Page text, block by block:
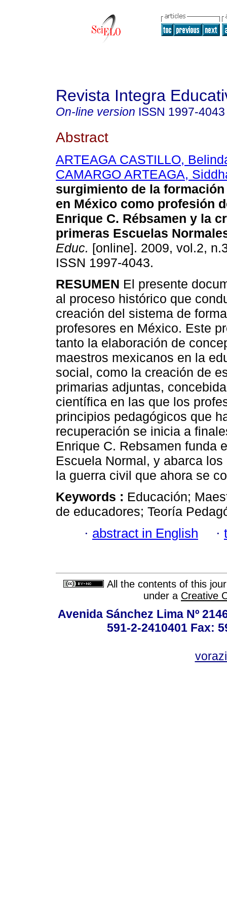
Revista Integra
On-line version ISSN 1997-4043
Abstract
ARTEAGA CASTILLO,
CAMARGO ARTEAGA,
surgimiento de la
en México como profesión
Enrique C. Rébsamen y la
primeras Escuelas
Educ. [online]. 2009, vol.2,
ISSN 1997-4043.
RESUMEN El presente
al proceso histórico que
creación del sistema de
profesores en México. Este
tanto la elaboración de
maestros mexicanos en la
social, como la creación de
primarias adjuntas,
científica en las que los
principios pedagógicos que
recuperación se inicia a
Enrique C. Rebsamen funda
Escuela Normal, y abarca
la guerra civil que ahora se
Keywords : Educación;
de educadores; Teoría
· abstract in English ·
All the contents of this
under a Creative
Avenida Sánchez Lima Nº
591-2-2410401 Fax: